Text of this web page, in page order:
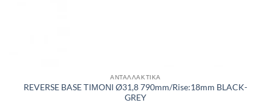
ΑΝΤΑΛΛΑΚΤΙΚΑ
REVERSE BASE ΤΙΜΟΝΙ Ø31,8 790mm/Rise:18mm BLACK-
GREY